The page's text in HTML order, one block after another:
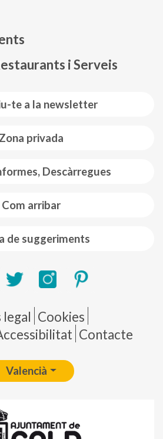
te a la newsletter
Zona privada
Descàrregues
Com arribar
de suggeriments
i Serveis
Pie de página
legal Cookies
Contacte
Valencià